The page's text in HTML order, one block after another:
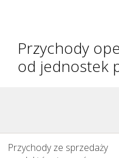
Jak
Przychody
od jednostek
Przychody ze sprzedaży